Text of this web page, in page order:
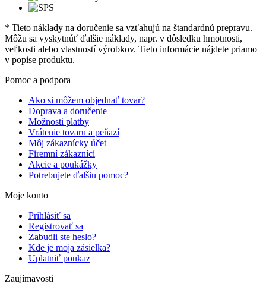
* Tieto náklady na doručenie sa vzťahujú na štandardnú prepravu.
Môžu sa vyskytnúť ďalšie náklady, napr. v dôsledku hmotnosti,
veľkosti alebo vlastností výrobkov. Tieto informácie nájdete priamo
v popise produktu.
Pomoc a podpora
Ako si môžem objednať tovar?
Doprava a doručenie
Možnosti platby
Vrátenie tovaru a peňazí
Môj zákaznícky účet
Firemní zákazníci
Akcie a poukážky
Potrebujete ďalšiu pomoc?
Moje konto
Prihlásiť sa
Registrovať sa
Zabudli ste heslo?
Kde je moja zásielka?
Uplatniť poukaz
Zaujímavosti